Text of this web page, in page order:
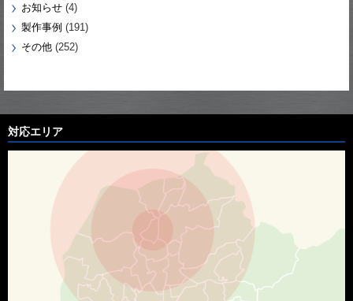
お知らせ (4)
製作事例 (191)
その他 (252)
対応エリア